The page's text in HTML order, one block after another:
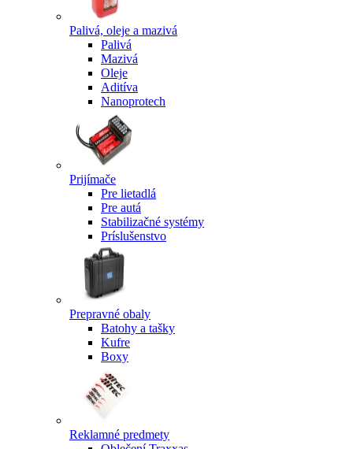
Palivá, oleje a mazivá
Palivá
Mazivá
Oleje
Aditíva
Nanoprotech
Prijímače
Pre lietadlá
Pre autá
Stabilizačné systémy
Príslušenstvo
Prepravné obaly
Batohy a tašky
Kufre
Boxy
Reklamné predmety